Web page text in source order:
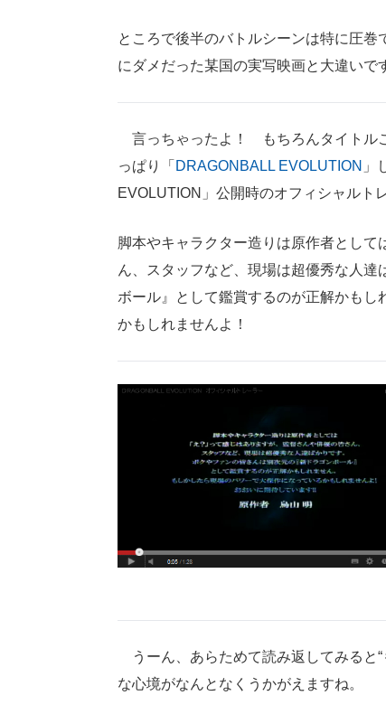
ところで後半のバトルシーンは特に圧
にダメだった某国の実写映画と大違いで
言っちゃったよ！ もちろんタイトル
っぱり「 DRAGONBALL EVOLUTION 」
EVOLUTION」公開時のオフィシャルト
脚本やキャラクター造りは原作者とし
ん、スタッフなど、現場は超優秀な人
ボール』として鑑賞するのが正解かも
かもしれませんよ！
うーん、あらためて読み返してみると“
な心境がなんとなくうかがえますね。